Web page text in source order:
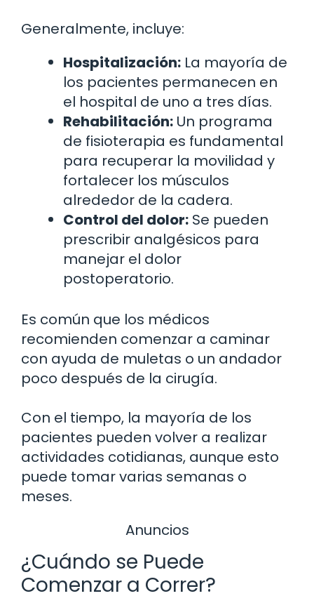
Generalmente, incluye:
Hospitalización: La mayoría de
los pacientes permanecen en
el hospital de uno a tres días.
Rehabilitación: Un programa
de fisioterapia es fundamental
para recuperar la movilidad y
fortalecer los músculos
alrededor de la cadera.
Control del dolor: Se pueden
prescribir analgésicos para
manejar el dolor
postoperatorio.
Es común que los médicos
recomienden comenzar a caminar
con ayuda de muletas o un andador
poco después de la cirugía.
Con el tiempo, la mayoría de los
pacientes pueden volver a realizar
actividades cotidianas, aunque esto
puede tomar varias semanas o
meses.
Anuncios
¿Cuándo se Puede
Comenzar a Correr?